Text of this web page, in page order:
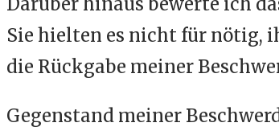
Sie hielten es nicht für nötig,
die Rückgabe meiner
Gegenstand meiner